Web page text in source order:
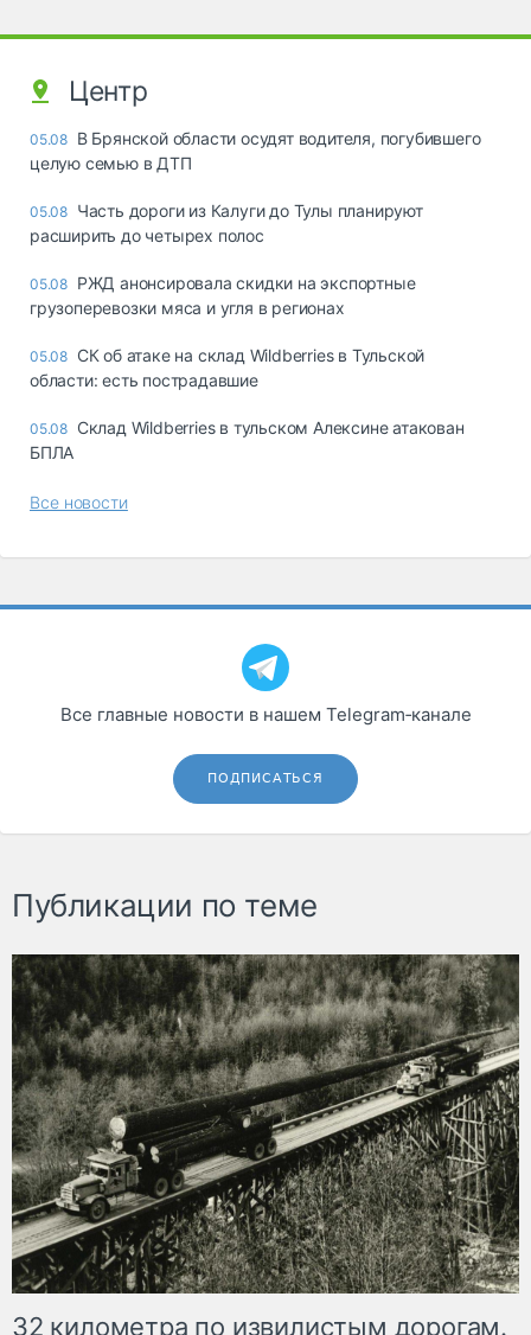
Центр
05.08 В Брянской области осудят водителя, погубившего
целую семью в ДТП
05.08 Часть дороги из Калуги до Тулы планируют
расширить до четырех полос
05.08 РЖД анонсировала скидки на экспортные
грузоперевозки мяса и угля в регионах
05.08 СК об атаке на склад Wildberries в Тульской
области: есть пострадавшие
05.08 Склад Wildberries в тульском Алексине атакован
БПЛА
Все новости
Все главные новости в нашем Telegram‑канале
ПОДПИСАТЬСЯ
Публикации по теме
32 километра по извилистым дорогам.